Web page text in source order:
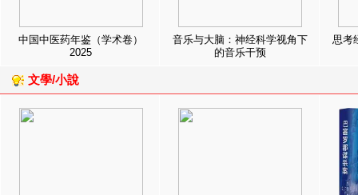
中国中医药年鉴（学术卷）
2025
音乐与大脑：神经科学视角下
的音乐干预
思考
文學/小說